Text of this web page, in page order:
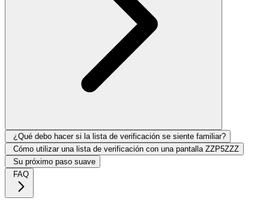
¿Qué debo hacer si la lista de verificación se siente familiar?
Cómo utilizar una lista de verificación con una pantalla ZZP5ZZZ
Su próximo paso suave
FAQ